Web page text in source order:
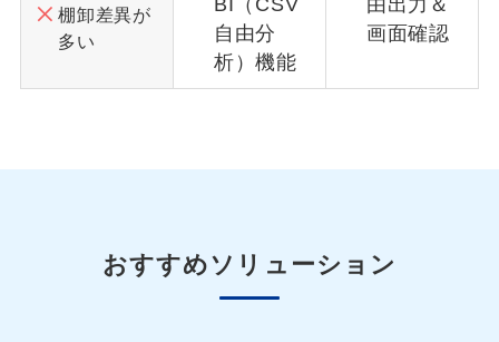
棚卸差異が
多い
自由分
析）機能
画面確認
おすすめソリューション